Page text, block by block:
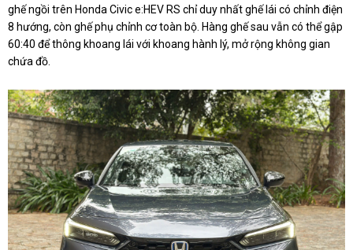
ghế ngồi trên Honda Civic e:HEV RS chỉ duy nhất ghế lái có chỉnh điện
8 hướng, còn ghế phụ chỉnh cơ toàn bộ. Hàng ghế sau vẫn có thể gập
60:40 để thông khoang lái với khoang hành lý, mở rộng không gian
chứa đồ.